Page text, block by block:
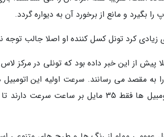
بگیرد و مانع از برخورد آن به دیواره گردد.
کرد تونل کسل کننده او اصلا جالب توجه
پیش از این خبر داده بود که تونلی در مرکز
بود اما اکنون معین شده که این اتومبیل ها فقط